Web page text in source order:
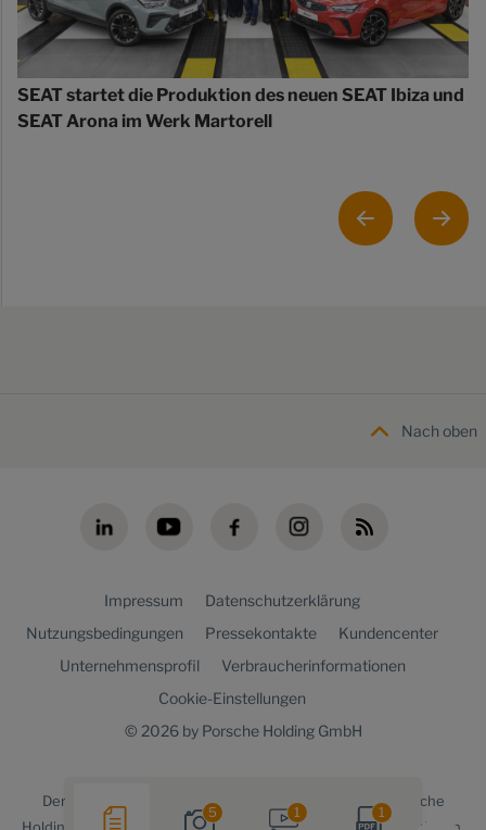
5 1 1
SEAT startet die Produktion des neuen SEAT Ibiza und
SEAT Arona im Werk Martorell
Nach oben
Impressum
Datenschutzerklärung
Nutzungsbedingungen
Pressekontakte
Kundencenter
Unternehmensprofil
Verbraucherinformationen
Cookie-Einstellungen
© 2026 by Porsche Holding GmbH
Der Porsche Holding newsroom
ist ein Angebot der Porsche